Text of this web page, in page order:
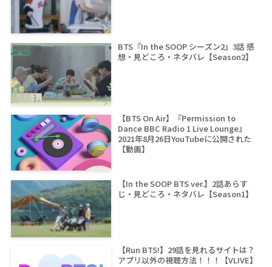
BTS『In the SOOP シーズン2』3話 感
想・見どころ・ネタバレ【Season2】
【BTS On Air】『Permission to
Dance BBC Radio 1 Live Lounge』
2021年8月26日YouTubeに公開された
【動画】
【In the SOOP BTS ver.】2話あらす
じ・見どころ・ネタバレ【Season1】
【Run BTS!】29話を見れるサイトは？
アプリ以外の視聴方法！！！【VLIVE】